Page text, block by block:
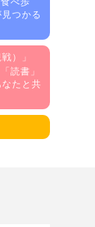
つかる
）
」
読書 」
たと共